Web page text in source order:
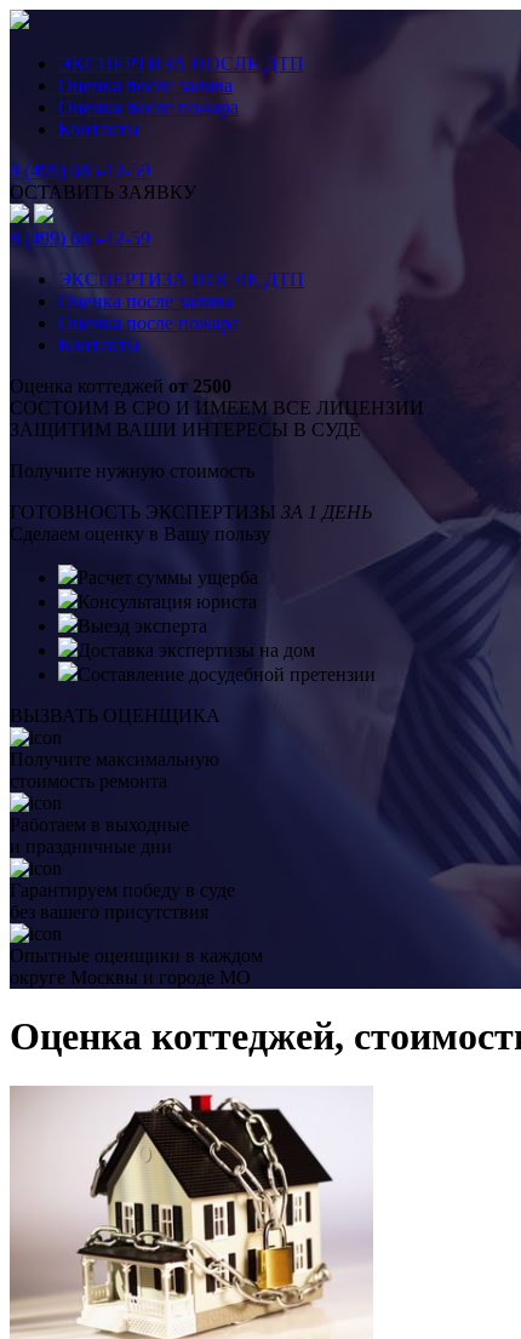
ЭКСПЕРТИЗА ПОСЛЕ ДТП
Оценка после залива
Оценка после пожара
Контакты
8 (499) 685-12-59
ОСТАВИТЬ ЗАЯВКУ
8 (499) 685-12-59
ЭКСПЕРТИЗА ПОСЛЕ ДТП
Оценка после залива
Оценка после пожара
Контакты
Оценка коттеджей от 2500
СОСТОИМ В СРО И ИМЕЕМ ВСЕ ЛИЦЕНЗИИ
ЗАЩИТИМ ВАШИ ИНТЕРЕСЫ В СУДЕ
Получите нужную стоимость
ГОТОВНОСТЬ ЭКСПЕРТИЗЫ ЗА 1 ДЕНЬ
Сделаем оценку в Вашу пользу
Расчет суммы ущерба
Консультация юриста
Выезд эксперта
Доставка экспертизы на дом
Составление досудебной претензии
ВЫЗВАТЬ ОЦЕНЩИКА
Получите максимальную
стоимость ремонта
Работаем в выходные
и праздничные дни
Гарантируем победу в суде
без вашего присутствия
Опытные оценщики в каждом
округе Москвы и городе МО
Оценка коттеджей,